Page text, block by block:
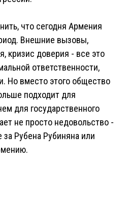
что сегодня Армения
Внешние вызовы,
кризис доверия - все это
ответственности,
Но вместо этого общество
подходит для
для государственного
не просто недовольство -
Рубена Рубиняна или